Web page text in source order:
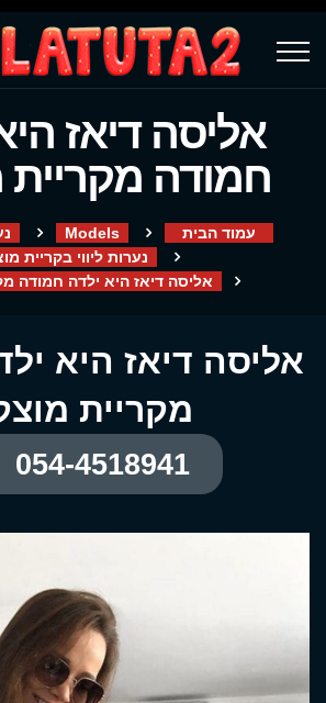
אליסה דיאז
חמודה מקריית
עמוד הבית Models
נערות ליווי בקריית
אליסה דיאז היא ילדה חמודה
אליסה דיאז היא
מקריית
054-4518941